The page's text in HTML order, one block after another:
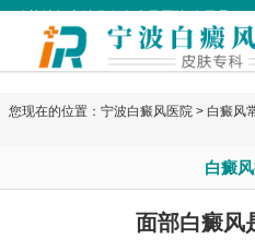
您现在的位置： 宁波白癜风医院 > 白癜风
白癜
面部白癜风